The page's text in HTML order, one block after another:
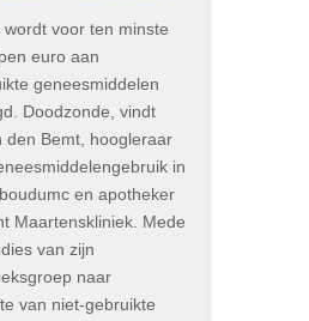
wordt voor ten minste
euro aan
geneesmiddelen
Doodzonde, vindt
den Bemt, hoogleraar
in
en apotheker
Maartenskliniek. Mede
van zijn
naar
van niet-gebruikte